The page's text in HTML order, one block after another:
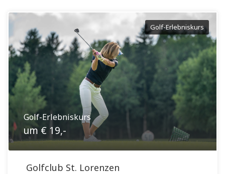
Golf-Erlebniskurs
Golf-Erlebniskurs
um € 19,-
Golfclub St. Lorenzen